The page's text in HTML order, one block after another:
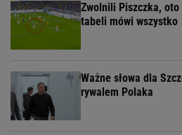
Zwolnili Piszczka,
tabeli mówi wszystko
Ważne słowa dla
rywalem Polaka